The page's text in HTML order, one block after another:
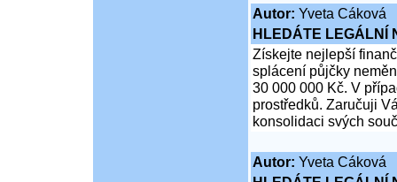
Autor: Yveta Cáková
HLEDÁTE LEGÁLNÍ
Získejte nejlepší
splácení půjčky
30 000 000 Kč. V
prostředků. Zaručuji
konsolidaci svých
Autor: Yveta Cáková